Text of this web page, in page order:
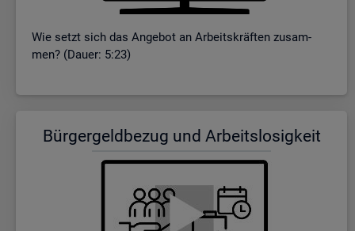
Wie setzt sich das An­ge­bot an Ar­beits­kräf­ten zu­sam­
men? (Dauer: 5:23)
Bür­ger­geld­be­zug und Ar­beits­lo­sig­keit